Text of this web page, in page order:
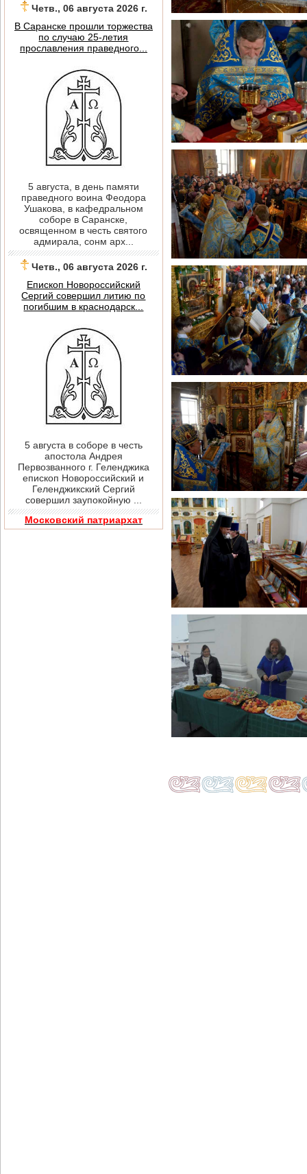
Четв., 06 августа 2026 г.
В Саранске прошли торжества
по случаю 25-летия
прославления праведного...
5 августа, в день памяти
праведного воина Феодора
Ушакова, в кафедральном
соборе в Саранске,
освященном в честь святого
адмирала, сонм арх...
Четв., 06 августа 2026 г.
Епископ Новороссийский
Сергий совершил литию по
погибшим в краснодарск...
5 августа в соборе в честь
апостола Андрея
Первозванного г. Геленджика
епископ Новороссийский и
Геленджикский Сергий
совершил заупокойную ...
Московский патриархат